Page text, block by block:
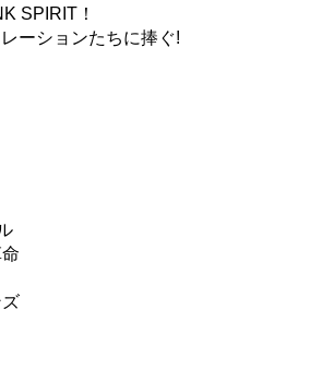
SPIRIT！
ーションたちに捧ぐ!